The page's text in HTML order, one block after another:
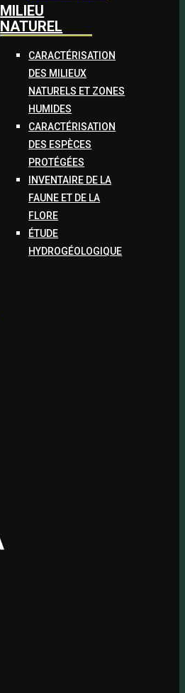
MILIEU
NATUREL
CARACTÉRISATION
DES MILIEUX
NATURELS ET ZONES
HUMIDES
CARACTÉRISATION
DES ESPÈCES
PROTÉGÉES
INVENTAIRE DE LA
FAUNE ET DE LA
FLORE
ÉTUDE
HYDROGÉOLOGIQUE